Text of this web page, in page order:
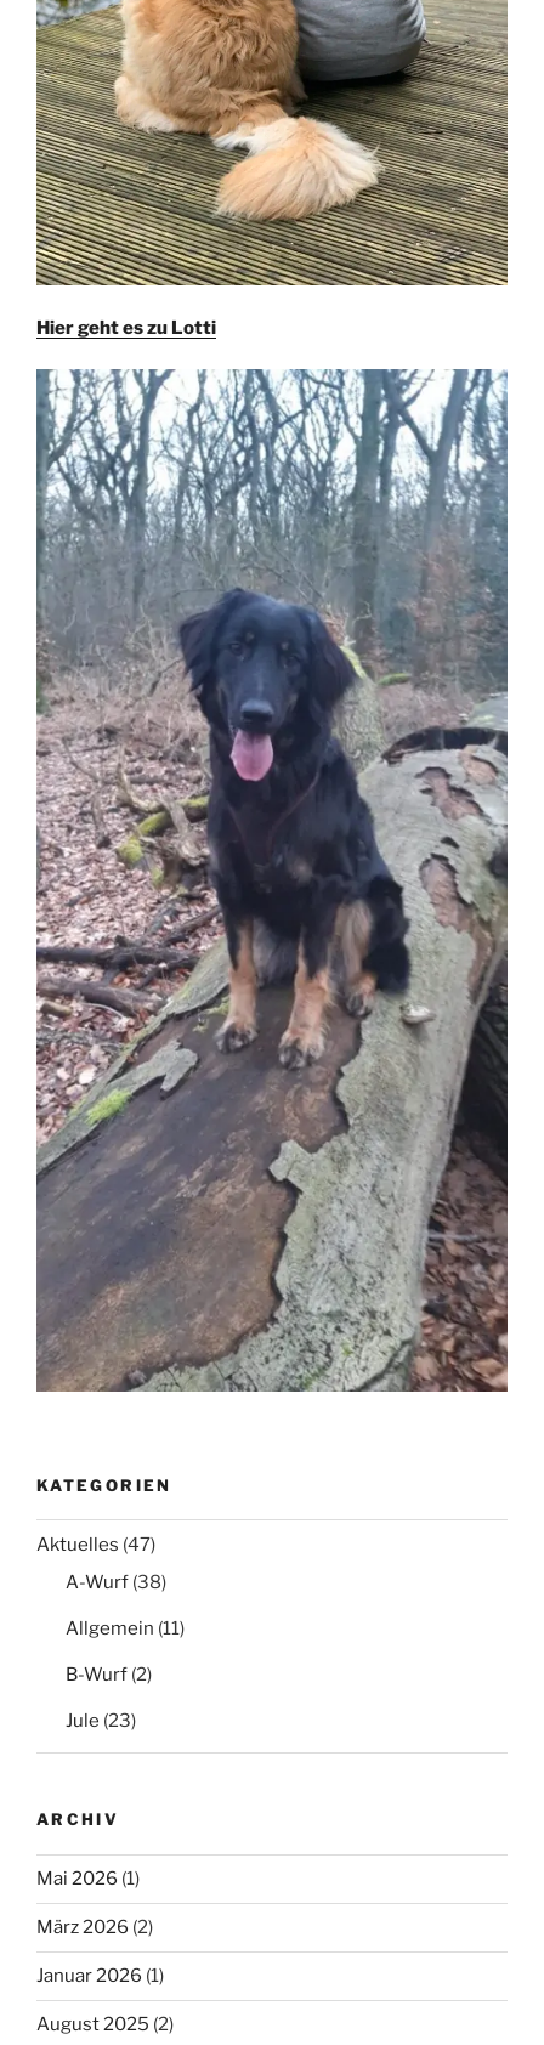
Hier geht es zu Lotti
KATEGORIEN
Aktuelles (47)
A-Wurf (38)
Allgemein (11)
B-Wurf (2)
Jule (23)
ARCHIV
Mai 2026 (1)
März 2026 (2)
Januar 2026 (1)
August 2025 (2)